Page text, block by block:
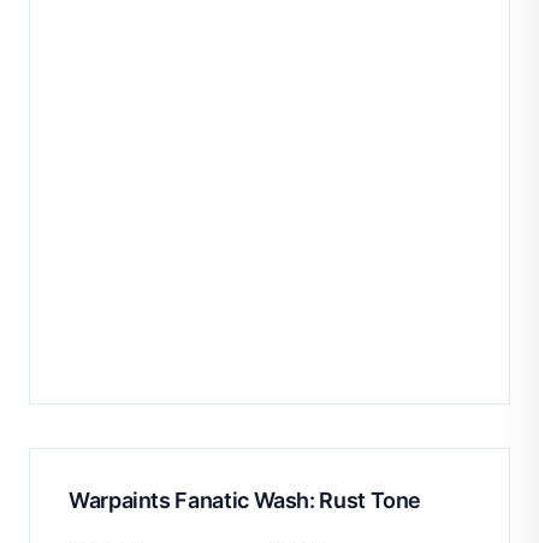
Warpaints Fanatic Wash: Rust Tone